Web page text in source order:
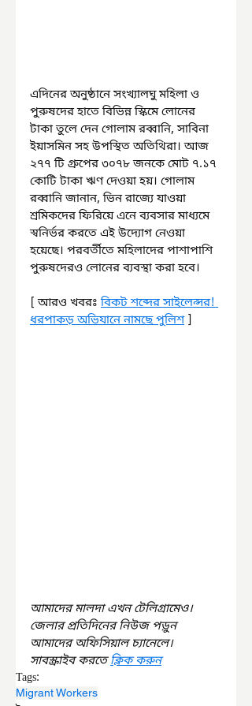
এদিনের অনুষ্ঠানে সংখ্যালঘু মহিলা ও
পুরুষদের হাতে বিভিন্ন স্কিমে লোনের
টাকা তুলে দেন গোলাম রব্বানি, সাবিনা
ইয়াসমিন সহ উপস্থিত অতিথিরা। আজ
২৭৭ টি গ্রুপের ৩০৭৮ জনকে মোট ৭.১৭
কোটি টাকা ঋণ দেওয়া হয়। গোলাম
রব্বানি জানান, ভিন রাজ্যে যাওয়া
শ্রমিকদের ফিরিয়ে এনে ব্যবসার মাধ্যমে
স্বনির্ভর করতে এই উদ্যোগ নেওয়া
হয়েছে। পরবর্তীতে মহিলাদের পাশাপাশি
পুরুষদেরও লোনের ব্যবস্থা করা হবে।
[ আরও খবরঃ বিকট শব্দের সাইলেন্সর!
ধরপাকড় অভিযানে নামছে পুলিশ ]
আমাদের মালদা এখন টেলিগ্রামেও।
জেলার প্রতিদিনের নিউজ পড়ুন
আমাদের অফিসিয়াল চ্যানেলে।
সাবস্ক্রাইব করতে ক্লিক করুন
Tags:
Migrant Workers